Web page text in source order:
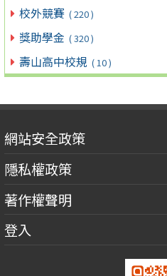
校外競賽 ( 220 )
獎助學金 ( 320 )
壽山高中校規 ( 10 )
網站安全政策
隱私權政策
著作權聲明
登入